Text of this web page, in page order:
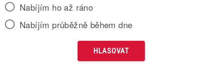
Nabíjím ho až ráno
Nabíjím průběžně během dne